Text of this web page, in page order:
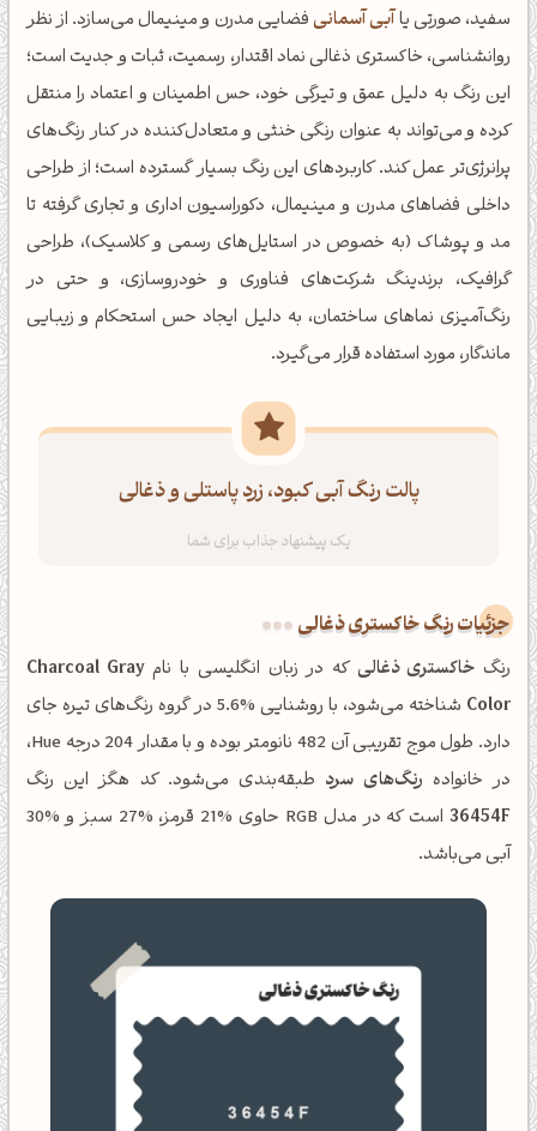
سفید، صورتی یاآبی آسمانیفضایی مدرن و مینیمال می‌سازد. از نظر
روانشناسی، خاکستری ذغالی نماد اقتدار، رسمیت، ثبات و جدیت است؛
این رنگ به دلیل عمق و تیرگی خود، حس اطمینان و اعتماد را منتقل
کرده و می‌تواند به عنوان رنگی خنثی و متعادل‌کننده در کنار رنگ‌های
پرانرژی‌تر عمل کند. کاربردهای این رنگ بسیار گسترده است؛ از طراحی
داخلی فضاهای مدرن و مینیمال، دکوراسیون اداری و تجاری گرفته تا
مد و پوشاک (به خصوص در استایل‌های رسمی و کلاسیک)، طراحی
گرافیک، برندینگ شرکت‌های فناوری و خودروسازی، و حتی در
رنگ‌آمیزی نماهای ساختمان، به دلیل ایجاد حس استحکام و زیبایی
ماندگار، مورد استفاده قرار می‌گیرد.
پالت رنگ آبی کبود، زرد پاستلی و ذغالی
جزئیات رنگ خاکستری ذغالی
رنگ خاکستری ذغالی که در زبان انگلیسی با نامCharcoal Gray
Color
شناخته می‌شود، با روشنایی %5.6 در گروه رنگ‌های تیره جای
دارد. طول موج تقریبی آن 482 نانومتر بوده و با مقدار 204 درجه Hue،
در خانواده رنگ‌های سرد طبقه‌بندی می‌شود. کد هگز این رنگ
36454F
است که در مدل RGB حاوی %21 قرمز، %27 سبز و %30
آبی می‌باشد.